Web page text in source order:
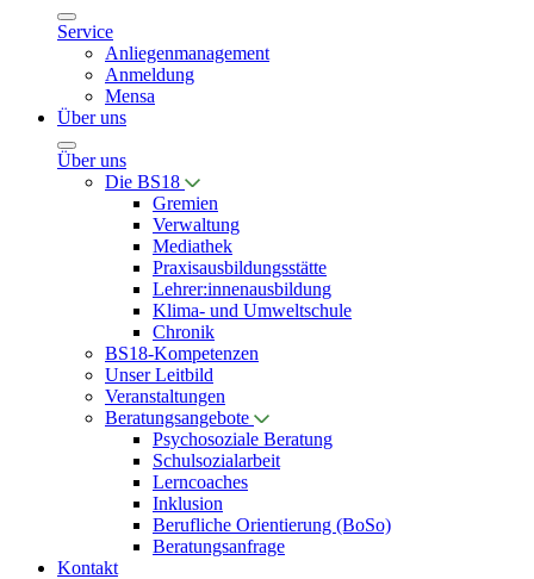
Service
Anliegenmanagement
Anmeldung
Mensa
Über uns
Über uns
Die BS18
Gremien
Verwaltung
Mediathek
Praxisausbildungsstätte
Lehrer:innenausbildung
Klima- und Umweltschule
Chronik
BS18-Kompetenzen
Unser Leitbild
Veranstaltungen
Beratungsangebote
Psychosoziale Beratung
Schulsozialarbeit
Lerncoaches
Inklusion
Berufliche Orientierung (BoSo)
Beratungsanfrage
Kontakt